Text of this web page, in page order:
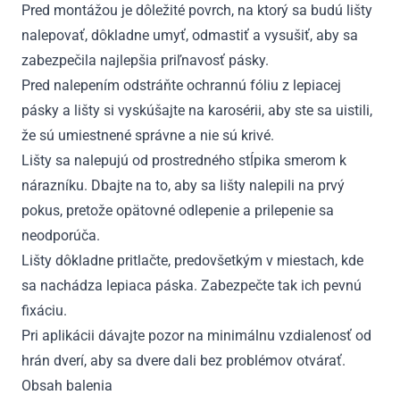
Pred montážou je dôležité povrch, na ktorý sa budú lišty
nalepovať, dôkladne umyť, odmastiť a vysušiť, aby sa
zabezpečila najlepšia priľnavosť pásky.
Pred nalepením odstráňte ochrannú fóliu z lepiacej
pásky a lišty si vyskúšajte na karosérii, aby ste sa uistili,
že sú umiestnené správne a nie sú krivé.
Lišty sa nalepujú od prostredného stĺpika smerom k
nárazníku. Dbajte na to, aby sa lišty nalepili na prvý
pokus, pretože opätovné odlepenie a prilepenie sa
neodporúča.
Lišty dôkladne pritlačte, predovšetkým v miestach, kde
sa nachádza lepiaca páska. Zabezpečte tak ich pevnú
fixáciu.
Pri aplikácii dávajte pozor na minimálnu vzdialenosť od
hrán dverí, aby sa dvere dali bez problémov otvárať.
Obsah balenia